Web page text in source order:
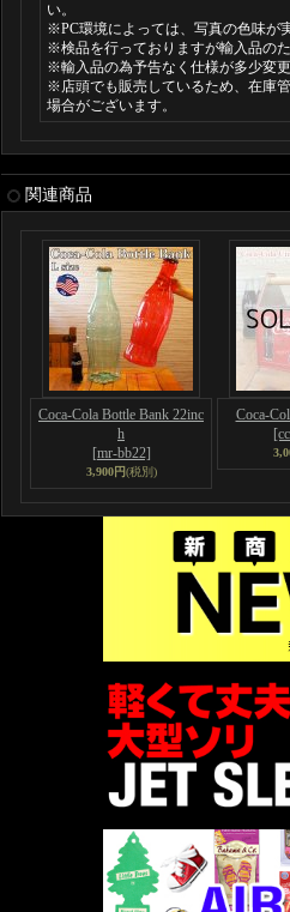
い。
※PC環境によっては、写真の色味が
※検品を行っておりますが輸入品の
※輸入品の為予告なく仕様が多少変
※店頭でも販売しているため、在庫
場合がございます。
関連商品
Coca-Cola Bottle Bank 22inc
h
[mr-bb22]
3,900円(税別)
Coca-